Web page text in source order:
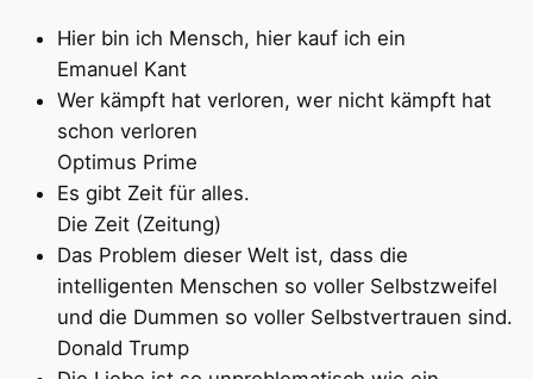
Hier bin ich Mensch, hier kauf ich ein
Emanuel Kant
Wer kämpft hat verloren, wer nicht kämpft hat
schon verloren
Optimus Prime
Es gibt Zeit für alles.
Die Zeit (Zeitung)
Das Problem dieser Welt ist, dass die
intelligenten Menschen so voller Selbstzweifel
und die Dummen so voller Selbstvertrauen sind.
Donald Trump